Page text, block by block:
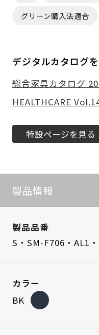
グリーン購入法適合
デジタルカタログ
総合家具カタログ
HEALTHCARE
特設ページを見る
製品情報
製品品番
S・SM-F706・AL1
カラー
BK